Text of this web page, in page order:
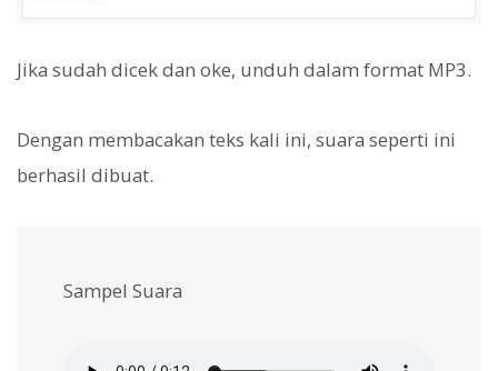
Jika sudah dicek dan oke, unduh dalam format MP3.
Dengan membacakan teks kali ini, suara seperti ini
berhasil dibuat.
Sampel Suara